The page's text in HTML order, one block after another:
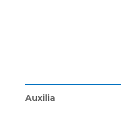
Auxilia